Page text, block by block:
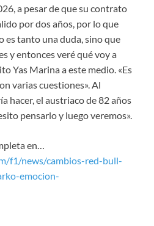
a pesar de que su contrato
por dos años, por lo que
es tanto una duda, sino que
y entonces veré qué voy a
Yas Marina a este medio. «Es
varias cuestiones». Al
hacer, el austriaco de 82 años
pensarlo y luego veremos».
en…
f1/news/cambios-red-bull-
emocion-